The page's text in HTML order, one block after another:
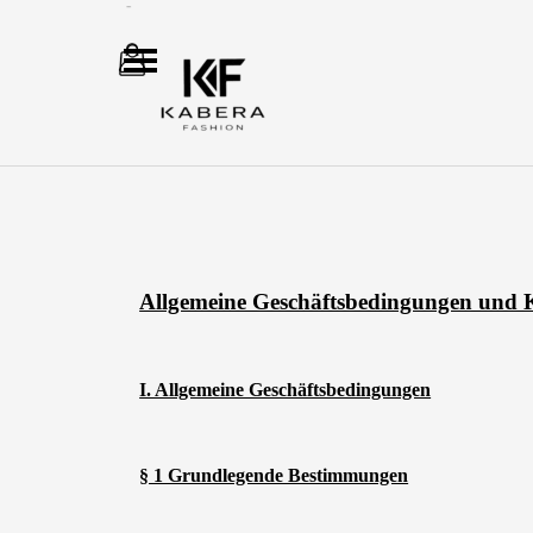
Direkt zum Seiteninhalt
Menü überspringen
Allgemeine Geschäftsbedingungen
I. Allgemeine Geschäftsbedingungen
§ 1 Grundlegende Bestimmungen